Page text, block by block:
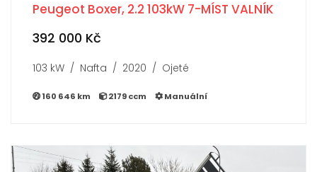
Peugeot Boxer, 2.2 103kW 7-MÍST VALNÍK
392 000 Kč
103 kW / Nafta / 2020 / Ojeté
160 646 km 2179 ccm Manuální